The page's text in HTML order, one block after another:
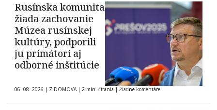
Rusínska komunita
žiada zachovanie
Múzea rusínskej
kultúry, podporili
ju primátori aj
odborné inštitúcie
06. 08. 2026 | Z DOMOVA | 2 min. čítania | Žiadne komentáre